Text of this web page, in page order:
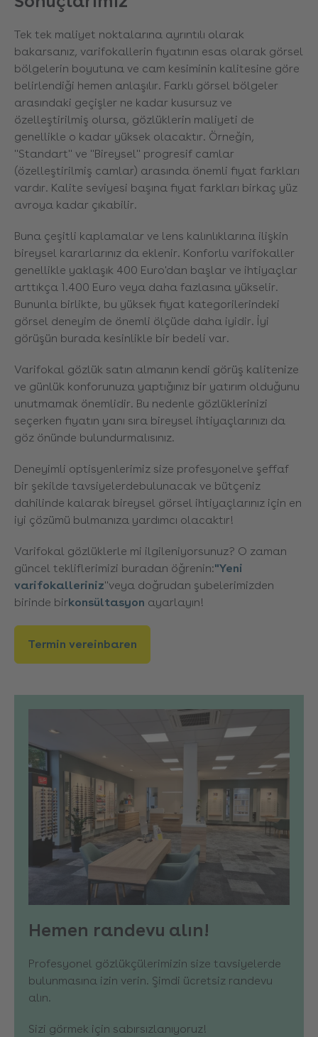
Tek tek maliyet noktalarına ayrıntılı olarak
bakarsanız, varifokallerin fiyatının esas olarak görsel
bölgelerin boyutuna ve cam kesiminin kalitesine göre
belirlendiği hemen anlaşılır. Farklı görsel bölgeler
arasındaki geçişler ne kadar kusursuz ve
özelleştirilmiş olursa, gözlüklerin maliyeti de
genellikle o kadar yüksek olacaktır. Örneğin,
"Standart" ve "Bireysel" progresif camlar
(özelleştirilmiş camlar) arasında önemli fiyat farkları
vardır. Kalite seviyesi başına fiyat farkları birkaç yüz
avroya kadar çıkabilir.
Buna çeşitli kaplamalar ve lens kalınlıklarına ilişkin
bireysel kararlarınız da eklenir. Konforlu varifokaller
genellikle yaklaşık 400 Euro'dan başlar ve ihtiyaçlar
arttıkça 1.400 Euro veya daha fazlasına yükselir.
Bununla birlikte, bu yüksek fiyat kategorilerindeki
görsel deneyim de önemli ölçüde daha iyidir. İyi
görüşün burada kesinlikle bir bedeli var.
Varifokal gözlük satın almanın kendi görüş kalitenize
ve günlük konforunuza yaptığınız bir yatırım olduğunu
unutmamak önemlidir. Bu nedenle gözlüklerinizi
seçerken fiyatın yanı sıra bireysel ihtiyaçlarınızı da
göz önünde bulundurmalısınız.
Deneyimli optisyenlerimiz size profesyonelve şeffaf
bir şekilde tavsiyelerdebulunacak ve bütçeniz
dahilinde kalarak bireysel görsel ihtiyaçlarınız için en
iyi çözümü bulmanıza yardımcı olacaktır!
Varifokal gözlüklerle mi ilgileniyorsunuz? O zaman
güncel tekliflerimizi buradan öğrenin:"Yeni
varifokalleriniz"veya doğrudan şubelerimizden
birinde birkonsültasyon ayarlayın!
Termin vereinbaren
Hemen randevu alın!
Profesyonel gözlükçülerimizin size tavsiyelerde
bulunmasına izin verin. Şimdi ücretsiz randevu
alın.
Sizi görmek için sabırsızlanıyoruz!